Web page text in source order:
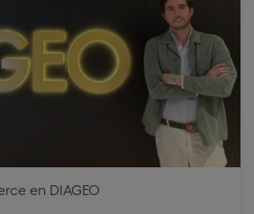
en DIAGEO